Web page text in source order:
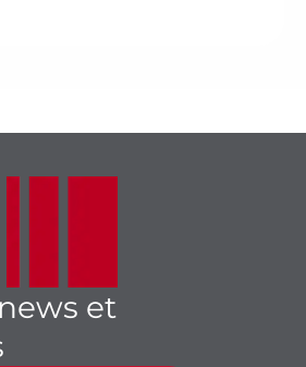
et